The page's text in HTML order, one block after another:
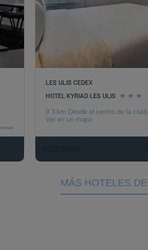
LES ULIS CEDEX
HOTEL KYRIAD LES ULIS
9.3 km Desde el centro de la
Ver en un mapa
MÁS HOTELES